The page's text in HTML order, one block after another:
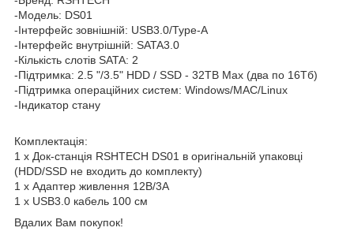
-Модель: DS01
-Інтерфейс зовнішній: USB3.0/Type-A
-Інтерфейс внутрішній: SATA3.0
-Кількість слотів SATA: 2
-Підтримка: 2.5 "/3.5" HDD / SSD - 32TB Max (два по 16Тб)
-Підтримка операційних систем: Windows/MAC/Linux
-Індикатор стану
Комплектація:
1 x Док-станція RSHTECH DS01 в оригінальній упаковці
(HDD/SSD не входить до комплекту)
1 x Адаптер живлення 12В/3A
1 x USB3.0 кабель 100 см
Вдалих Вам покупок!